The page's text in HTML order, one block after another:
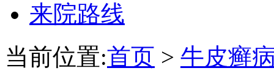
来院路线
当前位置:首页 > 牛皮癣